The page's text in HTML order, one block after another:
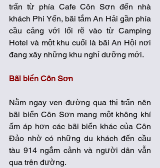
trấn từ phía Cafe Côn Sơn đến nhà
khách Phi Yến, bãi tắm An Hải gần phía
cầu cảng với lối rẽ vào từ Camping
Hotel và một khu cuối là bãi An Hội nơi
đang xây những khu nghỉ dưỡng mới.
Bãi biển Côn Sơn
Nằm ngay ven đường qua thị trấn nên
bãi biển Côn Sơn mang một không khí
ấm áp hơn các bãi biển khác của Côn
Đảo nhờ có những du khách đến cầu
tàu 914 ngắm cảnh và người dân vẫn
qua trên đường.